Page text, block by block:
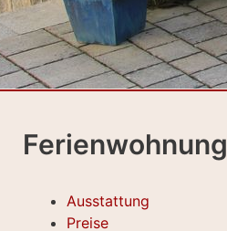
Ferienwohnung
Ausstattung
Preise